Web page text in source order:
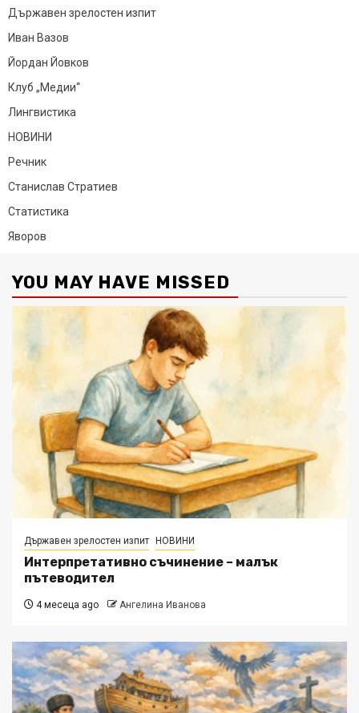
Държавен зрелостен изпит
Иван Вазов
Йордан Йовков
Клуб „Медии“
Лингвистика
НОВИНИ
Речник
Станислав Стратиев
Статистика
Яворов
YOU MAY HAVE MISSED
Държавен зрелостен изпит НОВИНИ
Интерпретативно съчинение – малък
пътеводител
4 месеца ago Ангелина Иванова